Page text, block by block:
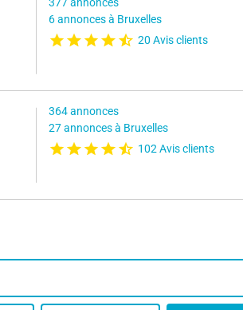
377 annonces
6 annonces à Bruxelles
20 Avis clients
364 annonces
27 annonces à Bruxelles
102 Avis clients